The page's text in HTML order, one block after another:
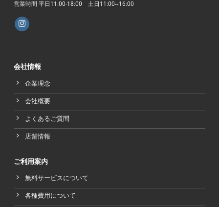
営業時間 平日11:00-18:00 土日11:00~16:00
会社情報
企業理念
会社概要
よくあるご質問
店舗情報
ご利用案内
無料サービスについて
各種費用について